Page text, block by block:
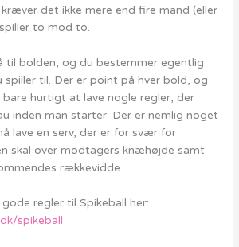
det ikke mere end fire mand (eller
to mod to.
til bolden, og du bestemmer egentlig
spiller til. Der er point på hver bold, og
hurtigt at lave nogle regler, der
inden man starter. Der er nemlig noget
lave en serv, der er for svær for
skal over modtagers knæhøjde samt
rækkevidde.
regler til Spikeball her:
spikeball